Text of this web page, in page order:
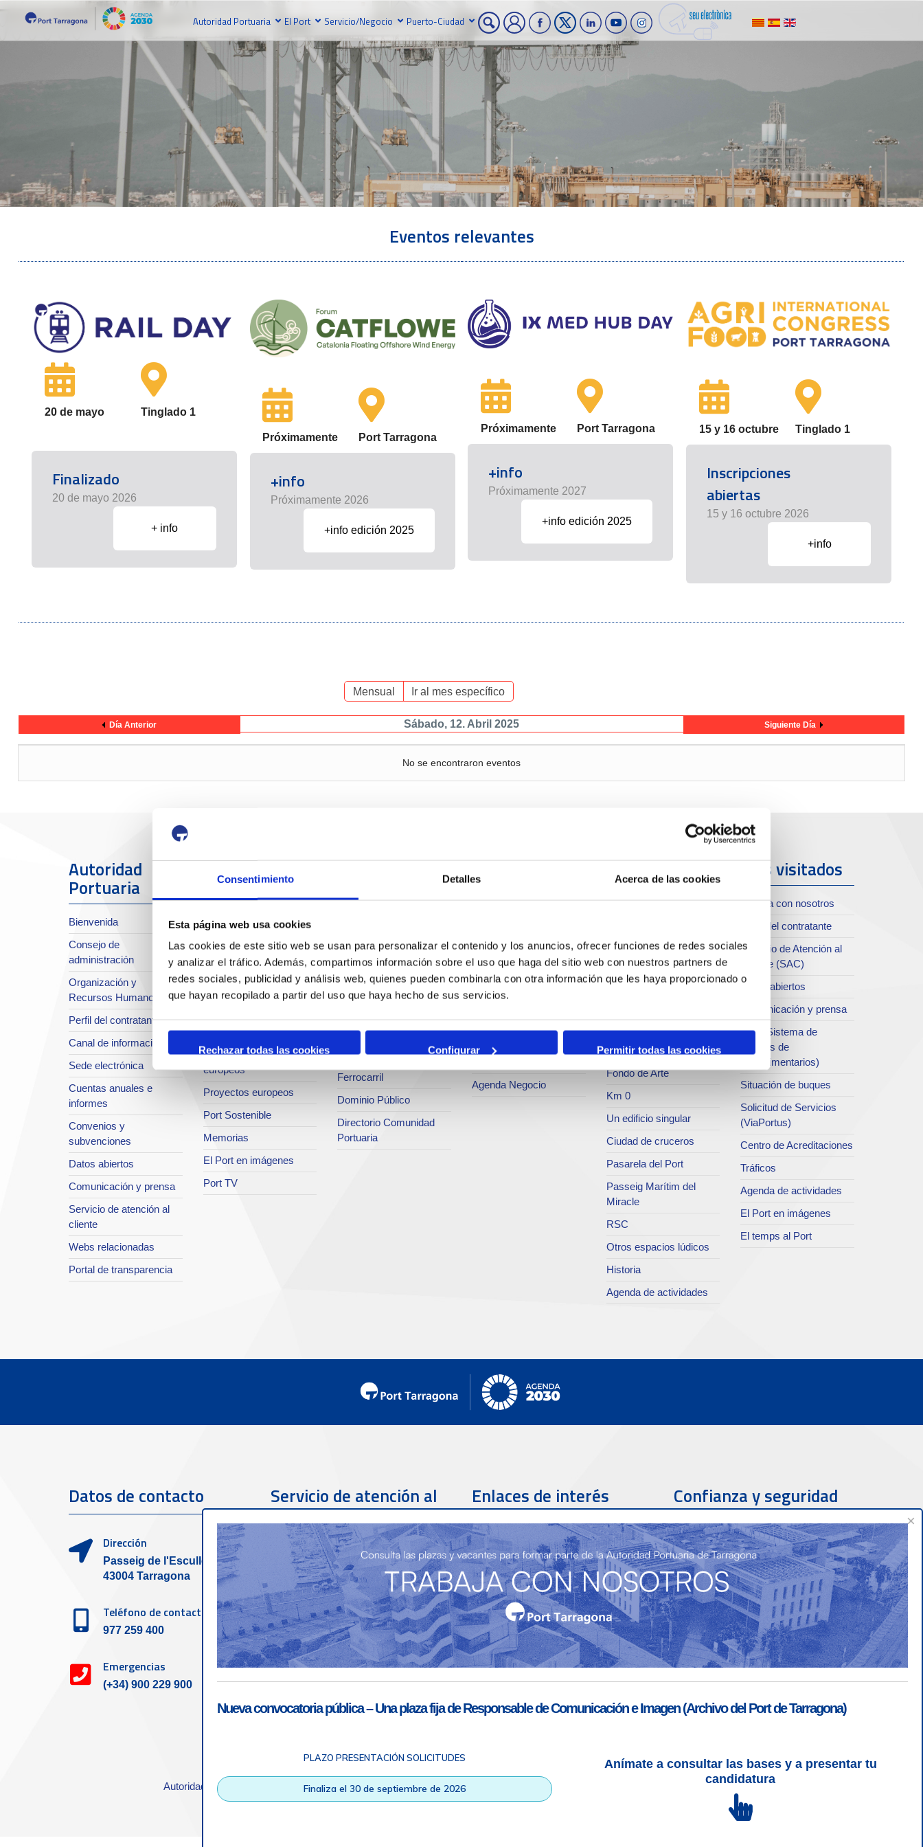
Consentimiento Detalles Acerca de las cookies
Esta página web usa cookies
Las cookies de este sitio web se usan para personalizar el contenido y los anuncios, ofrecer funciones de redes sociales
y analizar el tráfico. Además, compartimos información sobre el uso que haga del sitio web con nuestros partners de
redes sociales, publicidad y análisis web, quienes pueden combinarla con otra información que les haya proporcionado o
que hayan recopilado a partir del uso que haya hecho de sus servicios.
Rechazar todas las cookies Configurar Permitir todas las cookies
Autoridad Portuaria El Port Servicio/Negocio Puerto-Ciudad
Eventos relevantes
20 de mayo Tinglado 1
Finalizado
20 de mayo 2026
+ info
Próximamente Port Tarragona
+info
Próximamente 2026
+info edición 2025
Próximamente Port Tarragona
+info
Próximamente 2027
+info edición 2025
15 y 16 octubre Tinglado 1
Inscripciones
abiertas
15 y 16 octubre 2026
+info
Mensual Ir al mes específico
Día Anterior Sábado, 12. Abril 2025 Siguiente Día
No se encontraron eventos
Autoridad
Portuaria
Bienvenida
Consejo de
administración
Organización y
Recursos Humanos
Perfil del contratante
Canal de información
Sede electrónica
Cuentas anuales e
informes
Convenios y
subvenciones
Datos abiertos
Comunicación y prensa
Servicio de atención al
cliente
Webs relacionadas
Portal de transparencia
El Puerto
Sobre el Port
Situación y accesos
Planificación estratégica
desarrollo
Sistema de Calidad
Innovación y proyectos
europeos
Proyectos europeos
Port Sostenible
Memorias
El Port en imágenes
Port TV
Servicios
Operaciones y servicios
Bunkering
Servicios comerciales
Solicitud de Servicios
Centro de Acreditaciones
Faros y balizas
Ferrocarril
Dominio Público
Directorio Comunidad
Portuaria
Negocio
Tráficos
SEA - (Sistema de
entregas de
agroalimentarios)
Terminales
Intermodalidad
Zona de Actividades
Agenda Negocio
Puerto y
ciudad
Archivo del Port
Servicio de
publicaciones
Museo del Port
Teatret del Serrallo
Fondo de Arte
Km 0
Un edificio singular
Ciudad de cruceros
Pasarela del Port
Passeig Marítim del
Miracle
RSC
Otros espacios lúdicos
Historia
Agenda de actividades
Más visitados
Trabaja con nosotros
Perfil del contratante
Servicio de Atención al
Clliente (SAC)
Datos abiertos
Comunicación y prensa
SEA (Sistema de
Entrgas de
Agroalimentarios)
Situación de buques
Solicitud de Servicios
(ViaPortus)
Centro de Acreditaciones
Tráficos
Agenda de actividades
El Port en imágenes
El temps al Port
Datos de contacto
Dirección
Passeig de l'Escullera s/n,
43004 Tarragona
Teléfono de contacto
977 259 400
Emergencias
(+34) 900 229 900
Servicio de atención al
cliente
Teléfono de contacto
977 259 462
Email de contacto
sac@porttarragona.cat
Información SAC
Enlaces de interés
Partners
Confianza y seguridad
Accesibilidad| Nota legal| Info RGPD| Información de grabación telefónica |SGSI|Login
Autoridad Portuaria de Tarragona © Todos los derechos reservados | Diseño Web Responsive | HTML 5 | CSS 3 | WCAG 2 y WW3C
×
Nueva convocatoria pública – Una plaza fija de Responsable de Comunicación e Imagen (Archivo del Port de Tarragona)
PLAZO PRESENTACIÓN SOLICITUDES
Finaliza el 30 de septiembre de 2026
Anímate a consultar las bases y a presentar tu
candidatura